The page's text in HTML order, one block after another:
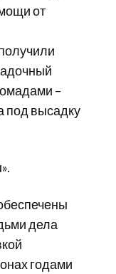
от
–
под высадку
дела
годами